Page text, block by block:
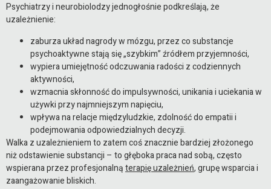
Psychiatrzy i neurobiolodzy jednogłośnie podkreślają, że
uzależnienie:
zaburza układ nagrody w mózgu, przez co substancje
psychoaktywne stają się „szybkim” źródłem przyjemności,
wypiera umiejętność odczuwania radości z codziennych
aktywności,
wzmacnia skłonność do impulsywności, unikania i uciekania w
używki przy najmniejszym napięciu,
wpływa na relacje międzyludzkie, zdolność do empatii i
podejmowania odpowiedzialnych decyzji.
Walka z uzależnieniem to zatem coś znacznie bardziej złożonego
niż odstawienie substancji – to głęboka praca nad sobą, często
wspierana przez profesjonalnąterapię uzależnień, grupę wsparcia i
zaangażowanie bliskich.